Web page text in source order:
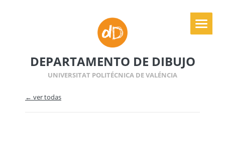
DEPARTAMENTO DE DIBUJO
UNIVERSITAT POLITÉCNICA DE VALÉNCIA
← ver todas